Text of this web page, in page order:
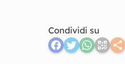
Condividi su